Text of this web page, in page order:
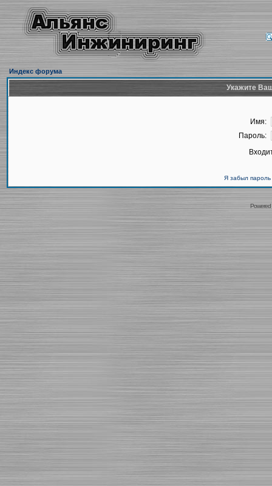
Индекс форума
Укажите
Имя:
Пароль:
Я забыл пароль